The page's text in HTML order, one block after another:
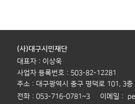
(사)대구시민재단
대표자 : 이상욱
사업자 등록번호 : 503-82-12281
주소 : 대구광역시 중구 명덕로 101, 3층
전화 : 053-716-0781~3 이메일 :